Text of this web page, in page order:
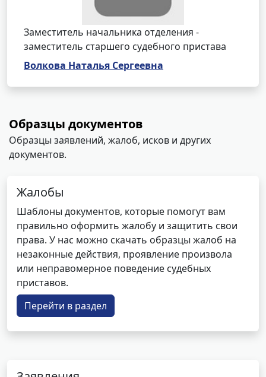
Заместитель начальника отделения -
заместитель старшего судебного пристава
Волкова Наталья Сергеевна
Образцы документов
Образцы заявлений, жалоб, исков и других
документов.
Жалобы
Шаблоны документов, которые помогут вам
правильно оформить жалобу и защитить свои
права. У нас можно скачать образцы жалоб на
незаконные действия, проявление произвола
или неправомерное поведение судебных
приставов.
Перейти в раздел